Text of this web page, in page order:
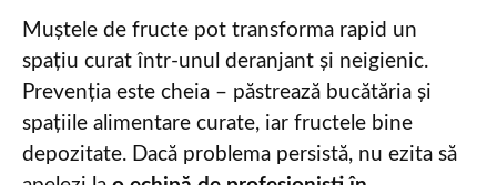
Muștele de fructe pot transforma rapid un
spațiu curat într-unul deranjant și neigienic.
Prevenția este cheia – păstrează bucătăria și
spațiile alimentare curate, iar fructele bine
depozitate. Dacă problema persistă, nu ezita să